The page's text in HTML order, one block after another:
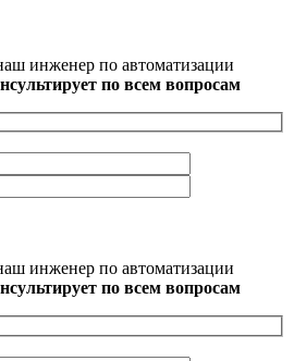
инженер по автоматизации
по всем вопросам
инженер по автоматизации
по всем вопросам